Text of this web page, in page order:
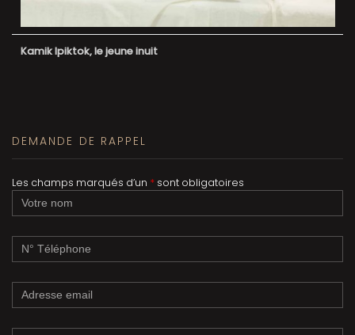
Kamik Ipiktok, le jeune inuit
DEMANDE DE RAPPEL
Les champs marqués d’un * sont obligatoires